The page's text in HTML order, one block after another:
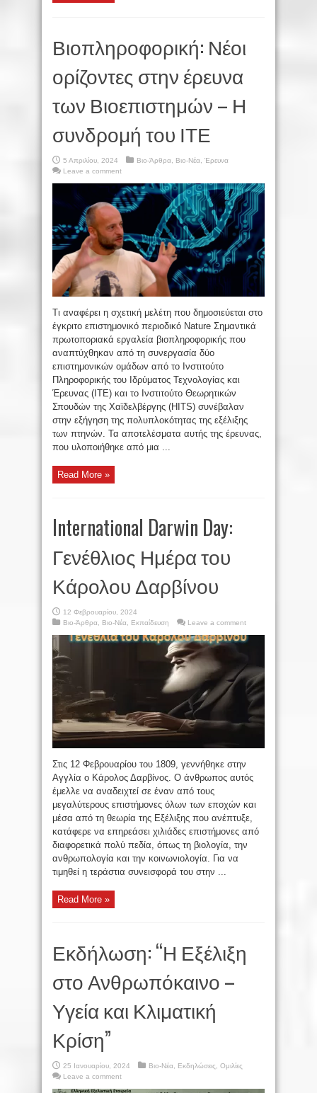
Βιοπληροφορική: Νέοι
ορίζοντες στην έρευνα
των Βιοεπιστημών – Η
συνδρομή του ΙΤΕ
5 Απριλίου, 2024 Βιο-Άρθρα Βιο-Νέα Έρευνα
Leave a comment
Τι αναφέρει η σχετική μελέτη που δημοσιεύεται στο
έγκριτο επιστημονικό περιοδικό Nature Σημαντικά
πρωτοποριακά εργαλεία βιοπληροφορικής που
αναπτύχθηκαν από τη συνεργασία δύο
επιστημονικών ομάδων από το Ινστιτούτο
Πληροφορικής του Ιδρύματος Τεχνολογίας και
Έρευνας (ΙΤΕ) και το Ινστιτούτο Θεωρητικών
Σπουδών της Χαϊδελβέργης (HITS) συνέβαλαν
στην εξήγηση της πολυπλοκότητας της εξέλιξης
των πτηνών. Τα αποτελέσματα αυτής της έρευνας,
που υλοποιήθηκε από μια ...
Read More »
International Darwin Day:
Γενέθλιος Ημέρα του
Κάρολου Δαρβίνου
12 Φεβρουαρίου, 2024
Βιο-Άρθρα
Βιο-Νέα Εκπαίδευση Leave a comment
Στις 12 Φεβρουαρίου του 1809, γεννήθηκε στην
Αγγλία ο Κάρολος Δαρβίνος. Ο άνθρωπος αυτός
έμελλε να αναδειχτεί σε έναν από τους
μεγαλύτερους επιστήμονες όλων των εποχών και
μέσα από τη θεωρία της Εξέλιξης που ανέπτυξε,
κατάφερε να επηρεάσει χιλιάδες επιστήμονες από
διαφορετικά πολύ πεδία, όπως τη βιολογία, την
ανθρωπολογία και την κοινωνιολογία. Για να
τιμηθεί η τεράστια συνεισφορά του στην ...
Read More »
Εκδήλωση: “Η Εξέλιξη
στο Ανθρωπόκαινο –
Υγεία και Κλιματική
Κρίση”
25 Ιανουαρίου, 2024 Βιο-Νέα Εκδηλώσεις
Ομιλίες
Leave a comment